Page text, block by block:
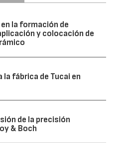
la formación de
y colocación de
fábrica de Tucai en
de la precisión
& Boch